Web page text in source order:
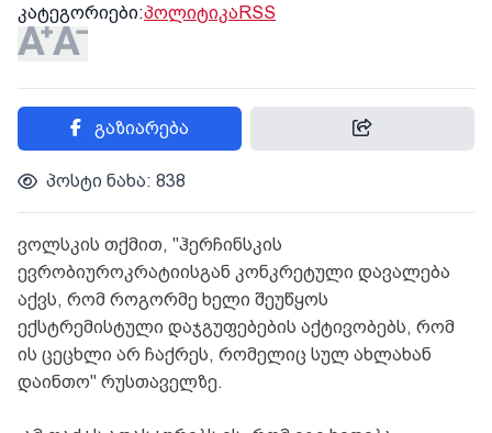
კატეგორიები:პოლიტიკაRSS
გაზიარება
პოსტი ნახა: 838
ვოლსკის თქმით, "ჰერჩინსკის
ევრობიუროკრატიისგან კონკრეტული დავალება
აქვს, რომ როგორმე ხელი შეუწყოს
ექსტრემისტული დაჯგუფებების აქტივობებს, რომ
ის ცეცხლი არ ჩაქრეს, რომელიც სულ ახლახან
დაინთო" რუსთაველზე.